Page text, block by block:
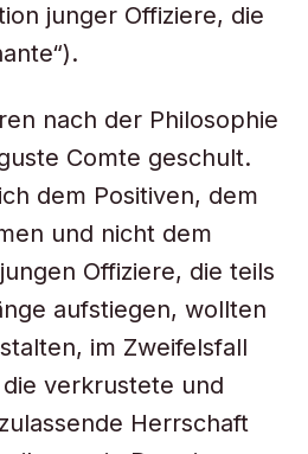
junger Offiziere, die
nach der Philosophie
Comte geschult.
dem Positiven, dem
und nicht dem
Offiziere, die teils
aufstiegen, wollten
im Zweifelsfall
verkrustete und
Herrschaft